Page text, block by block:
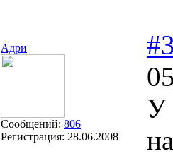
Адри
Сообщений: 806
Регистрация: 28.06.2008
У